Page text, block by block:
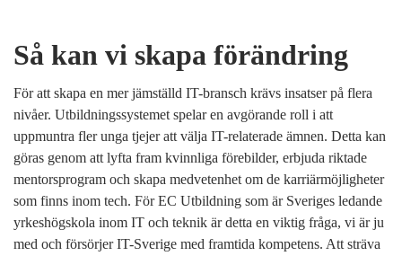
Så kan vi skapa förändring
För att skapa en mer jämställd IT-bransch krävs insatser på flera
nivåer. Utbildningssystemet spelar en avgörande roll i att
uppmuntra fler unga tjejer att välja IT-relaterade ämnen. Detta kan
göras genom att lyfta fram kvinnliga förebilder, erbjuda riktade
mentorsprogram och skapa medvetenhet om de karriärmöjligheter
som finns inom tech. För EC Utbildning som är Sveriges ledande
yrkeshögskola inom IT och teknik är detta en viktig fråga, vi är ju
med och försörjer IT-Sverige med framtida kompetens. Att sträva